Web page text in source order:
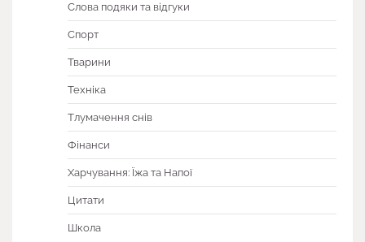
Слова подяки та відгуки
Спорт
Тварини
Техніка
Тлумачення снів
Фінанси
Харчування: Їжа та Напої
Цитати
Школа